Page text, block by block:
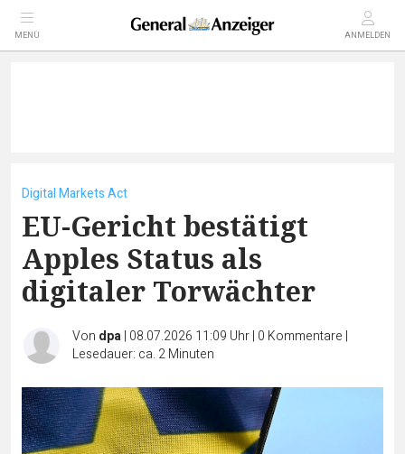
MENÜ ANMELDEN
Digital Markets Act
EU-Gericht bestätigt
Apples Status als
digitaler Torwächter
Von dpa| 08.07.2026 11:09 Uhr| 0 Kommentare |
Lesedauer: ca. 2 Minuten